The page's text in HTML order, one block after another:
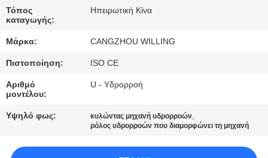
ΠΟΙΌΤΗΤΑΣ
ΠΟΛΙΤΙΚΉ
ΑΠΟΡΡΉΤΟΥ
Τόπος
καταγωγής:
Ηπειρωτική Κίνα
Μάρκα: CANGZHOU WILLING
Πιστοποίηση: ISO CE
Αριθμό
μοντέλου:
U - Υδρορροή
Υψηλό φως: κυλώντας μηχανή υδρορροών,
ρόλος υδρορροών που διαμορφώνει τη μηχανή